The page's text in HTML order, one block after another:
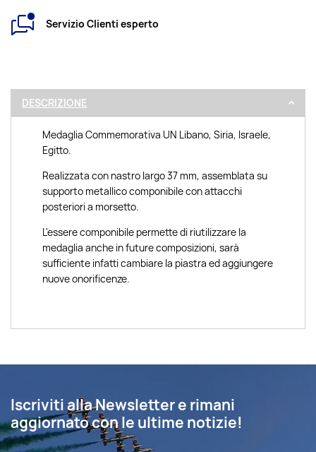
Servizio Clienti esperto
DESCRIZIONE
Medaglia Commemorativa UN Libano, Siria, Israele,
Egitto.
Realizzata con nastro largo 37 mm, assemblata su
supporto metallico componibile con attacchi
posteriori a morsetto.
L'essere componibile permette di riutilizzare la
medaglia anche in future composizioni, sarà
sufficiente infatti cambiare la piastra ed aggiungere
nuove onorificenze.
Iscriviti alla Newsletter e rimani
aggiornato con le ultime notizie!